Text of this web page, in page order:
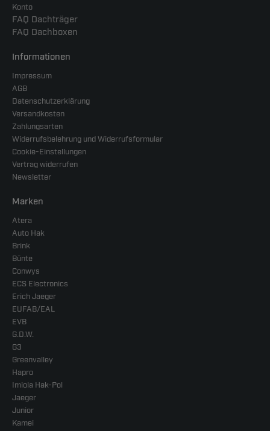
Konto
FAQ Dachträger
FAQ Dachboxen
Informationen
Impressum
AGB
Datenschutzerklärung
Versandkosten
Zahlungsarten
Widerrufsbelehrung und Widerrufsformular
Cookie-Einstellungen
Vertrag widerrufen
Newsletter
Marken
Atera
Auto Hak
Brink
Bünte
Conwys
ECS Electronics
Erich Jaeger
EUFAB/EAL
EVB
G.D.W.
G3
Greenvalley
Hapro
Imiola Hak-Pol
Jaeger
Junior
Kamei